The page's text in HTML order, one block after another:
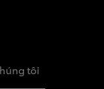
tôi